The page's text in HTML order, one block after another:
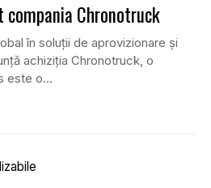
compania Chronotruck
în soluții de aprovizionare și
achiziția Chronotruck, o
este o...